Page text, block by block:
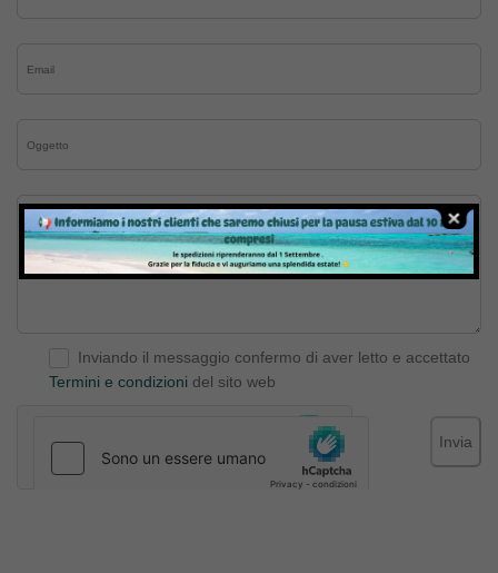
Inviando il messaggio confermo di aver letto e accettato
Termini e condizioni del sito web
Invia